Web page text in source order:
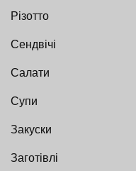
Різотто
Сендвічі
Салати
Супи
Закуски
Заготівлі